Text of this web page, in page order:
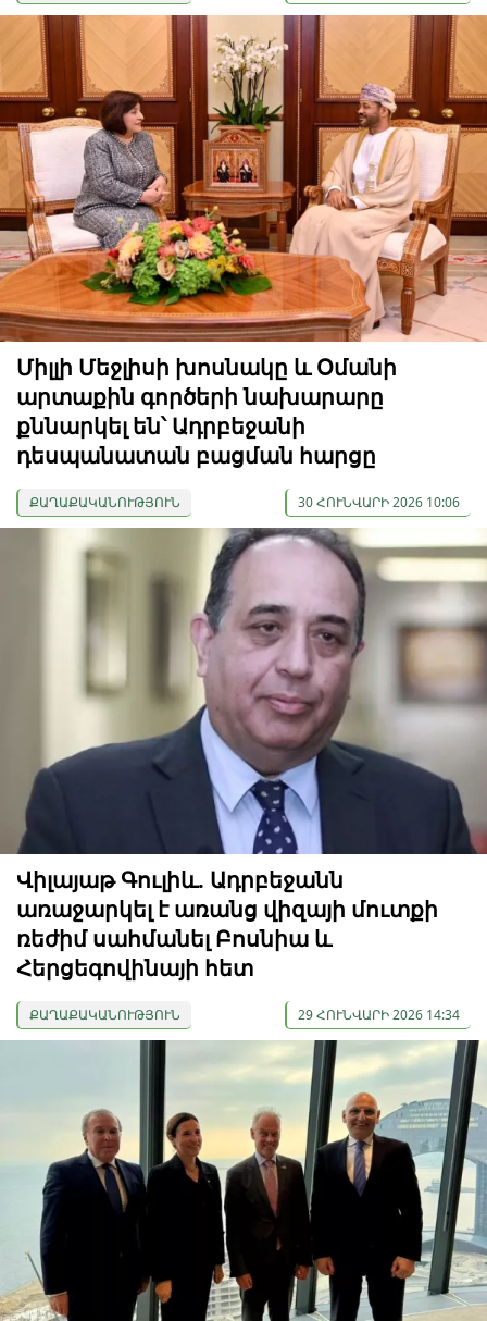
Միլլի Մեջլիսի խոսնակը և Օմանի
արտաքին գործերի նախարարը
քննարկել են՝ Ադրբեջանի
դեսպանատան բացման հարցը
ՔԱՂԱՔԱԿԱՆՈՒԹՅՈՒՆ 30 ՀՈՒՆՎԱՐԻ 2026 10:06
Վիլայաթ Գուլիև. Ադրբեջանն
առաջարկել է առանց վիզայի մուտքի
ռեժիմ սահմանել Բոսնիա և
Հերցեգովինայի հետ
ՔԱՂԱՔԱԿԱՆՈՒԹՅՈՒՆ 29 ՀՈՒՆՎԱՐԻ 2026 14:34